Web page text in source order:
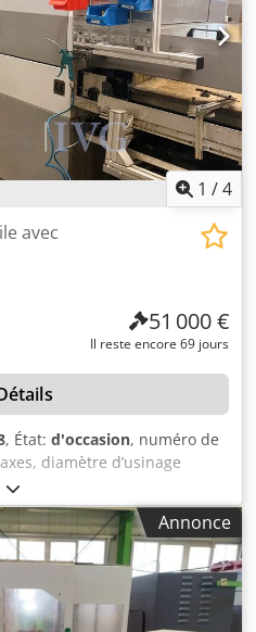
1 /4
avec
51 000 €
Il reste encore 69 jours
, État: d'occasion, numéro de
diamètre d’usinage
tournage maximale : 300
Série 32i-Model B, convoyeur
unité de filtration et de
BARLOAD Vito (côté
: 2017, numéro de série :
sans outils. Crodpezqy
Annonce